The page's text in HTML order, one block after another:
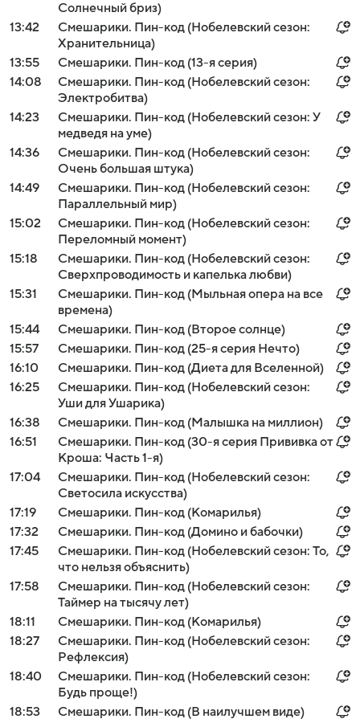
Солнечный бриз)
13:42
Смешарики. Пин-код (Нобелевский сезон:
Хранительница)
13:55
Смешарики. Пин-код (13-я серия)
14:08
Смешарики. Пин-код (Нобелевский сезон:
Электробитва)
14:23
Смешарики. Пин-код (Нобелевский сезон: У
медведя на уме)
14:36
Смешарики. Пин-код (Нобелевский сезон:
Очень большая штука)
14:49
Смешарики. Пин-код (Нобелевский сезон:
Параллельный мир)
15:02
Смешарики. Пин-код (Нобелевский сезон:
Переломный момент)
15:18
Смешарики. Пин-код (Нобелевский сезон:
Сверхпроводимость и капелька любви)
15:31
Смешарики. Пин-код (Мыльная опера на все
времена)
15:44
Смешарики. Пин-код (Второе солнце)
15:57
Смешарики. Пин-код (25-я серия Нечто)
16:10
Смешарики. Пин-код (Диета для Вселенной)
16:25
Смешарики. Пин-код (Нобелевский сезон:
Уши для Ушарика)
16:38
Смешарики. Пин-код (Малышка на миллион)
16:51
Смешарики. Пин-код (30-я серия Прививка от
Кроша: Часть 1-я)
17:04
Смешарики. Пин-код (Нобелевский сезон:
Светосила искусства)
17:19
Смешарики. Пин-код (Комарилья)
17:32
Смешарики. Пин-код (Домино и бабочки)
17:45
Смешарики. Пин-код (Нобелевский сезон: То,
что нельзя объяснить)
17:58
Смешарики. Пин-код (Нобелевский сезон:
Таймер на тысячу лет)
18:11
Смешарики. Пин-код (Комарилья)
18:27
Смешарики. Пин-код (Нобелевский сезон:
Рефлексия)
18:40
Смешарики. Пин-код (Нобелевский сезон:
Будь проще!)
18:53
Смешарики. Пин-код (В наилучшем виде)